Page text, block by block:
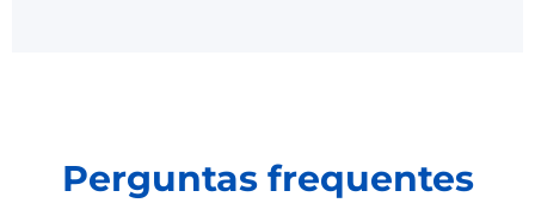
Perguntas frequentes